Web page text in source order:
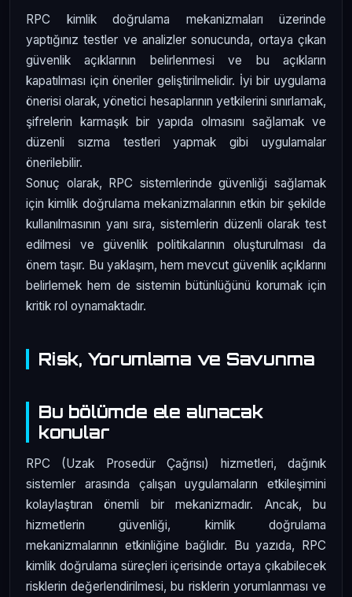
RPC kimlik doğrulama mekanizmaları üzerinde
yaptığınız testler ve analizler sonucunda, ortaya çıkan
güvenlik açıklarının belirlenmesi ve bu açıkların
kapatılması için öneriler geliştirilmelidir. İyi bir uygulama
önerisi olarak, yönetici hesaplarının yetkilerini sınırlamak,
şifrelerin karmaşık bir yapıda olmasını sağlamak ve
düzenli sızma testleri yapmak gibi uygulamalar
önerilebilir.
Sonuç olarak, RPC sistemlerinde güvenliği sağlamak
için kimlik doğrulama mekanizmalarının etkin bir şekilde
kullanılmasının yanı sıra, sistemlerin düzenli olarak test
edilmesi ve güvenlik politikalarının oluşturulması da
önem taşır. Bu yaklaşım, hem mevcut güvenlik açıklarını
belirlemek hem de sistemin bütünlüğünü korumak için
kritik rol oynamaktadır.
Risk, Yorumlama ve Savunma
Bu bölümde ele alınacak
konular
RPC (Uzak Prosedür Çağrısı) hizmetleri, dağınık
sistemler arasında çalışan uygulamaların etkileşimini
kolaylaştıran önemli bir mekanizmadır. Ancak, bu
hizmetlerin güvenliği, kimlik doğrulama
mekanizmalarının etkinliğine bağlıdır. Bu yazıda, RPC
kimlik doğrulama süreçleri içerisinde ortaya çıkabilecek
risklerin değerlendirilmesi, bu risklerin yorumlanması ve